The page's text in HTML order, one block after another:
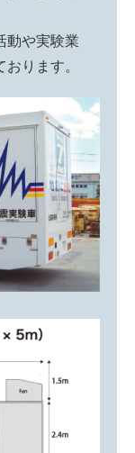
動や実験業
ります。